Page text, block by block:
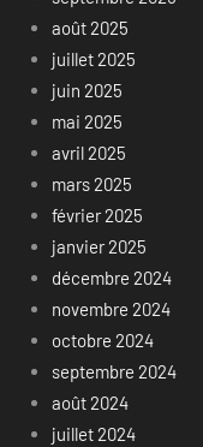
août 2025
juillet 2025
juin 2025
mai 2025
avril 2025
mars 2025
février 2025
janvier 2025
décembre 2024
novembre 2024
octobre 2024
septembre 2024
août 2024
juillet 2024